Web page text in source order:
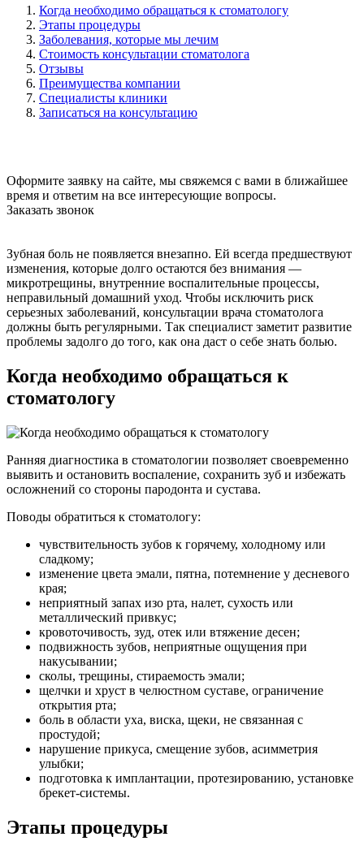
Когда необходимо обращаться к стоматологу
Этапы процедуры
Заболевания, которые мы лечим
Стоимость консультации стоматолога
Отзывы
Преимущества компании
Специалисты клиники
Записаться на консультацию
Оформите заявку на сайте, мы свяжемся с вами в ближайшее
время и ответим на все интересующие вопросы.
Заказать звонок
Зубная боль не появляется внезапно. Ей всегда предшествуют
изменения, которые долго остаются без внимания —
микротрещины, внутренние воспалительные процессы,
неправильный домашний уход. Чтобы исключить риск
серьезных заболеваний, консультации врача стоматолога
должны быть регулярными. Так специалист заметит развитие
проблемы задолго до того, как она даст о себе знать болью.
Когда необходимо обращаться к
стоматологу
Ранняя диагностика в стоматологии позволяет своевременно
выявить и остановить воспаление, сохранить зуб и избежать
осложнений со стороны пародонта и сустава.
Поводы обратиться к стоматологу:
чувствительность зубов к горячему, холодному или
сладкому;
изменение цвета эмали, пятна, потемнение у десневого
края;
неприятный запах изо рта, налет, сухость или
металлический привкус;
кровоточивость, зуд, отек или втяжение десен;
подвижность зубов, неприятные ощущения при
накусывании;
сколы, трещины, стираемость эмали;
щелчки и хруст в челюстном суставе, ограничение
открытия рта;
боль в области уха, виска, щеки, не связанная с
простудой;
нарушение прикуса, смещение зубов, асимметрия
улыбки;
подготовка к имплантации, протезированию, установке
брекет-системы.
Этапы процедуры